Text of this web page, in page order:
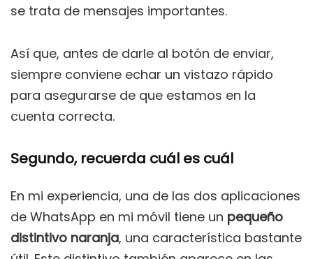
se trata de mensajes importantes.
Así que, antes de darle al botón de enviar,
siempre conviene echar un vistazo rápido
para asegurarse de que estamos en la
cuenta correcta.
Segundo, recuerda cuál es cuál
En mi experiencia, una de las dos aplicaciones
de WhatsApp en mi móvil tiene un pequeño
distintivo naranja, una característica bastante